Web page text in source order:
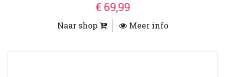
€ 69,99
Naar shop Meer info